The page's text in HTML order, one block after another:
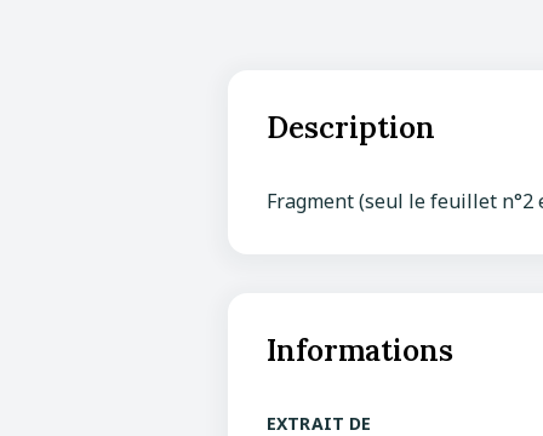
Description
Fragment (seul le feuillet
Informations
EXTRAIT DE